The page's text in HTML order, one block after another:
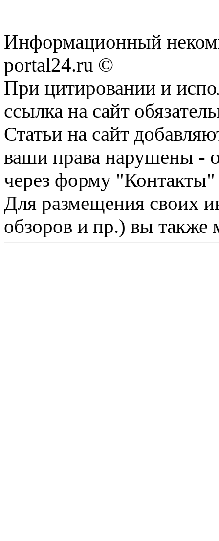
Информационный
portal24.ru ©
При цитировании и
ссылка на сайт
Статьи на сайт
ваши права нарушены -
через форму "Контакты"
Для размещения своих
обзоров и пр.) вы также